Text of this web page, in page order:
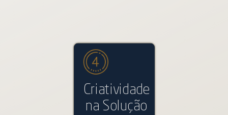
Criatividade
na Solução